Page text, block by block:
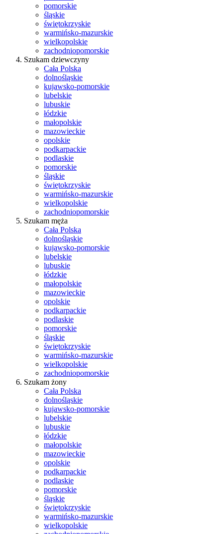
pomorskie
śląskie
świętokrzyskie
warmińsko-mazurskie
wielkopolskie
zachodniopomorskie
Szukam dziewczyny
Cała Polska
dolnośląskie
kujawsko-pomorskie
lubelskie
lubuskie
łódzkie
małopolskie
mazowieckie
opolskie
podkarpackie
podlaskie
pomorskie
śląskie
świętokrzyskie
warmińsko-mazurskie
wielkopolskie
zachodniopomorskie
Szukam męża
Cała Polska
dolnośląskie
kujawsko-pomorskie
lubelskie
lubuskie
łódzkie
małopolskie
mazowieckie
opolskie
podkarpackie
podlaskie
pomorskie
śląskie
świętokrzyskie
warmińsko-mazurskie
wielkopolskie
zachodniopomorskie
Szukam żony
Cała Polska
dolnośląskie
kujawsko-pomorskie
lubelskie
lubuskie
łódzkie
małopolskie
mazowieckie
opolskie
podkarpackie
podlaskie
pomorskie
śląskie
świętokrzyskie
warmińsko-mazurskie
wielkopolskie